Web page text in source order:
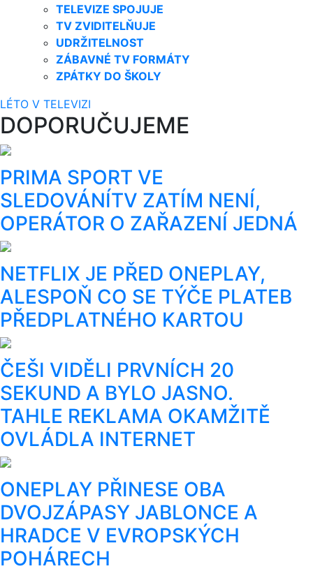
TELEVIZE SPOJUJE
TV ZVIDITELŇUJE
UDRŽITELNOST
ZÁBAVNÉ TV FORMÁTY
ZPÁTKY DO ŠKOLY
LÉTO V TELEVIZI
DOPORUČUJEME
PRIMA SPORT VE
SLEDOVÁNÍTV ZATÍM NENÍ,
OPERÁTOR O ZAŘAZENÍ JEDNÁ
NETFLIX JE PŘED ONEPLAY,
ALESPOŇ CO SE TÝČE PLATEB
PŘEDPLATNÉHO KARTOU
ČEŠI VIDĚLI PRVNÍCH 20
SEKUND A BYLO JASNO.
TAHLE REKLAMA OKAMŽITĚ
OVLÁDLA INTERNET
ONEPLAY PŘINESE OBA
DVOJZÁPASY JABLONCE A
HRADCE V EVROPSKÝCH
POHÁRECH